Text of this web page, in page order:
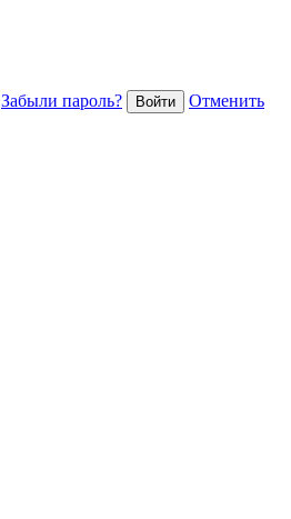
Забыли пароль?
Отменить